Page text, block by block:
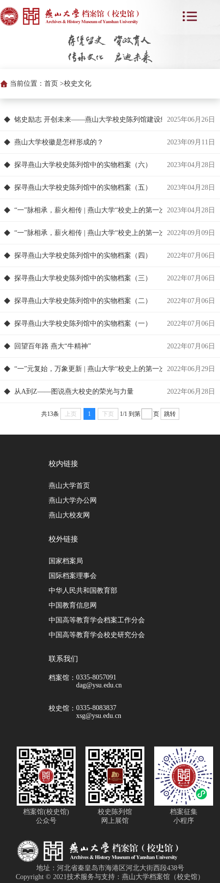
当前位置： 首页 >校史文化
铭史励志 开创未来——燕山大学校史陈列馆建设纪实2025年06月26日
燕山大学校徽是怎样形成的？ 2023年09月11日
探寻燕山大学校史陈列馆中的实物档案（六） 2023年04月28日
探寻燕山大学校史陈列馆中的实物档案（五） 2023年04月28日
“一”脉相承，薪火相传 | 燕山大学“校史上的第一次”（下）2023年04月28日
“一”脉相承，薪火相传 | 燕山大学“校史上的第一次”（中）2022年09月09日
探寻燕山大学校史陈列馆中的实物档案（四） 2022年07月06日
探寻燕山大学校史陈列馆中的实物档案（三） 2022年07月06日
探寻燕山大学校史陈列馆中的实物档案（二） 2022年07月06日
探寻燕山大学校史陈列馆中的实物档案（一） 2022年07月06日
回望百年路 燕大“牛精神” 2022年07月06日
“一”元复始，万象更新 | 燕山大学“校史上的第一次”（上）2022年06月29日
从A到Z——图说燕大校史的荣光与力量 2022年06月28日
共13条 上页 1 下页 1/1 到第 页 跳转
校内链接
燕山大学首页
燕山大学办公网
燕山大校友网
校外链接
国家档案局
国际档案理事会
中华人民共和国教育部
中国教育信息网
中国高等教育学会档案工作分会
中国高等教育学会校史研究分会
联系我们
档案馆： 0335-8057091
dag@ysu.edu.cn
校史馆： 0335-8083837
xsg@ysu.edu.cn
档案馆(校史馆)
公众号
校史陈列馆
网上展馆
档案征集
小程序
地址：河北省秦皇岛市海港区河北大街西段438号
Copyright © 2021技术服务与支持：燕山大学档案馆（校史馆）